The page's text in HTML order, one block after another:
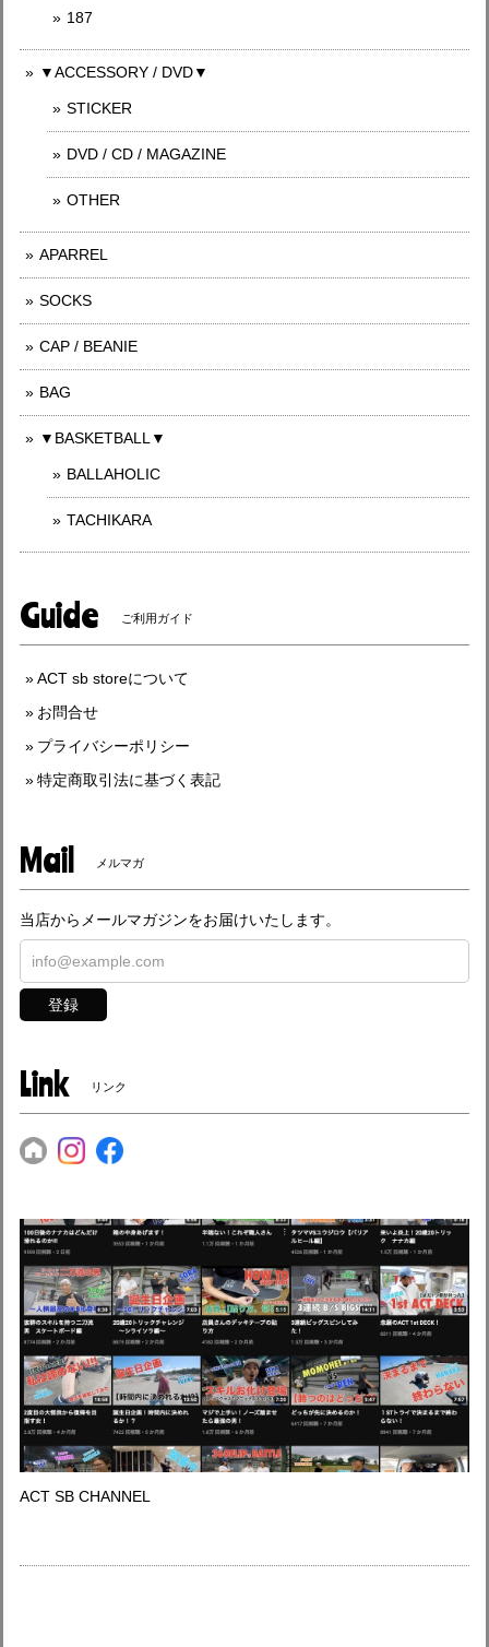
187
▼ACCESSORY / DVD▼
STICKER
DVD / CD / MAGAZINE
OTHER
APARREL
SOCKS
CAP / BEANIE
BAG
▼BASKETBALL▼
BALLAHOLIC
TACHIKARA
Guide ご利用ガイド
ACT sb storeについて
お問合せ
プライバシーポリシー
特定商取引法に基づく表記
Mail メルマガ
当店からメールマガジンをお届けいたします。
登録
Link リンク
ACT SB CHANNEL